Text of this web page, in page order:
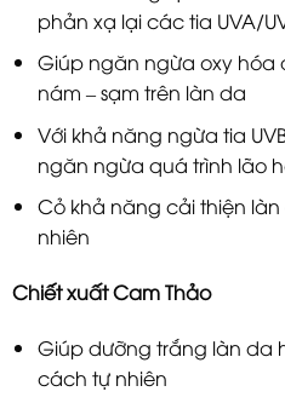
phản xạ lại các tia UVA/
Giúp ngăn ngừa oxy hóa
nám – sạm trên làn da
Với khả năng ngừa tia
ngăn ngừa quá trình lão
Cỏ khả năng cải thiện
nhiên
Chiết xuất Cam Thảo
Giúp dưỡng trắng làn da
cách tự nhiên